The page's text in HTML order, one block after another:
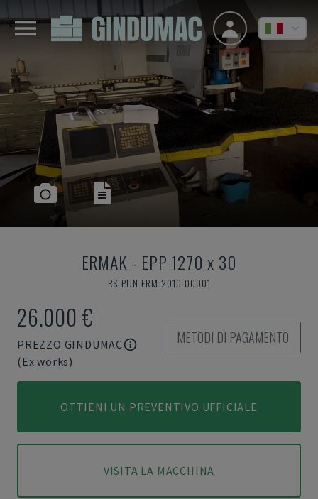
ERMAK - EPP 1270 x 30
RS-PUN-ERM-2010-00001
26.000 €
PREZZO GINDUMAC
(Ex works)
METODI DI PAGAMENTO
OTTIENI UN PREVENTIVO UFFICIALE
VISITA LA MACCHINA